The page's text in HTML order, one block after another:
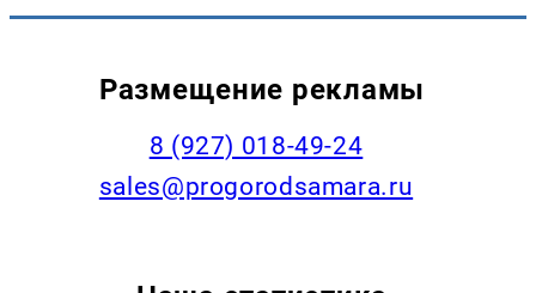
Размещение рекламы
8 (927) 018-49-24
sales@progorodsamara.ru